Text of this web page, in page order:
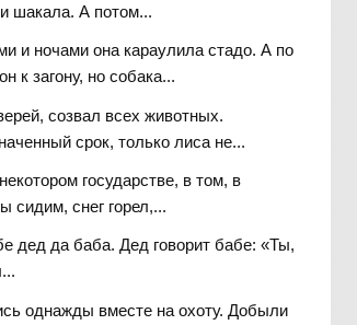
шакала. А потом...
и ночами она караулила стадо. А по
к загону, но собака...
созвал всех животных.
срок, только лиса не...
государстве, в том, в
снег горел,...
дед да баба. Дед говорит бабе: «Ты,
однажды вместе на охоту. Добыли